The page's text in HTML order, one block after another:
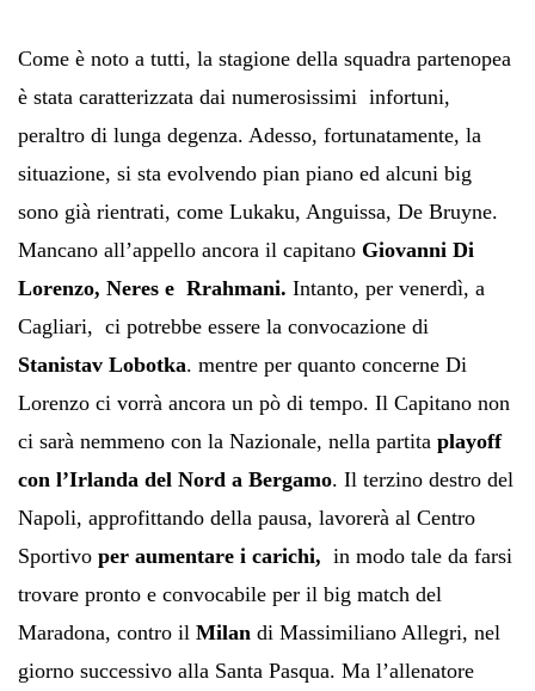
Come è noto a tutti, la stagione della squadra partenopea
è stata caratterizzata dai numerosissimi infortuni,
peraltro di lunga degenza. Adesso, fortunatamente, la
situazione, si sta evolvendo pian piano ed alcuni big
sono già rientrati, come Lukaku, Anguissa, De Bruyne.
Mancano all’appello ancora il capitano Giovanni Di
Lorenzo, Neres e Rrahmani. Intanto, per venerdì, a
Cagliari, ci potrebbe essere la convocazione di
Stanistav Lobotka. mentre per quanto concerne Di
Lorenzo ci vorrà ancora un pò di tempo. Il Capitano non
ci sarà nemmeno con la Nazionale, nella partita playoff
con l’Irlanda del Nord a Bergamo. Il terzino destro del
Napoli, approfittando della pausa, lavorerà al Centro
Sportivo per aumentare i carichi, in modo tale da farsi
trovare pronto e convocabile per il big match del
Maradona, contro il Milan di Massimiliano Allegri, nel
giorno successivo alla Santa Pasqua. Ma l’allenatore